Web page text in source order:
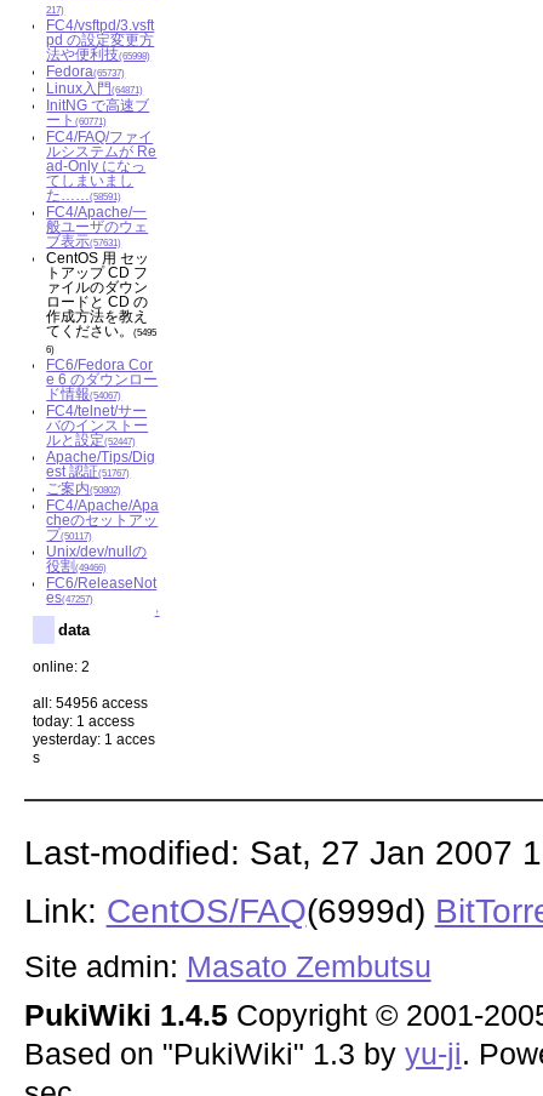
217)
FC4/vsftpd/3.vsft
pd の設定変更方
法や便利技(65998)
Fedora(65737)
Linux入門(64871)
InitNG で高速ブ
ート(60771)
FC4/FAQ/ファイ
ルシステムが Re
ad-Only になっ
てしまいまし
た……(58591)
FC4/Apache/一
般ユーザのウェ
ブ表示(57631)
CentOS 用 セッ
トアップ CD フ
ァイルのダウン
ロードと CD の
作成方法を教え
てください。(5495
6)
FC6/Fedora Cor
e 6 のダウンロー
ド情報(54067)
FC4/telnet/サー
バのインストー
ルと設定(52447)
Apache/Tips/Dig
est 認証(51767)
ご案内(50802)
FC4/Apache/Apa
cheのセットアッ
プ(50117)
Unix/dev/nullの
役割(49466)
FC6/ReleaseNot
es(47257)
↑
data
online: 2
all: 54956 access
today: 1 access
yesterday: 1 acces
s
Last-modified: Sat, 27 Jan 2007
Link: CentOS/FAQ(6999d)
Site admin: Masato Zembutsu
PukiWiki 1.4.5Copyright © 2001-
Based on "PukiWiki" 1.3 by yu-ji.